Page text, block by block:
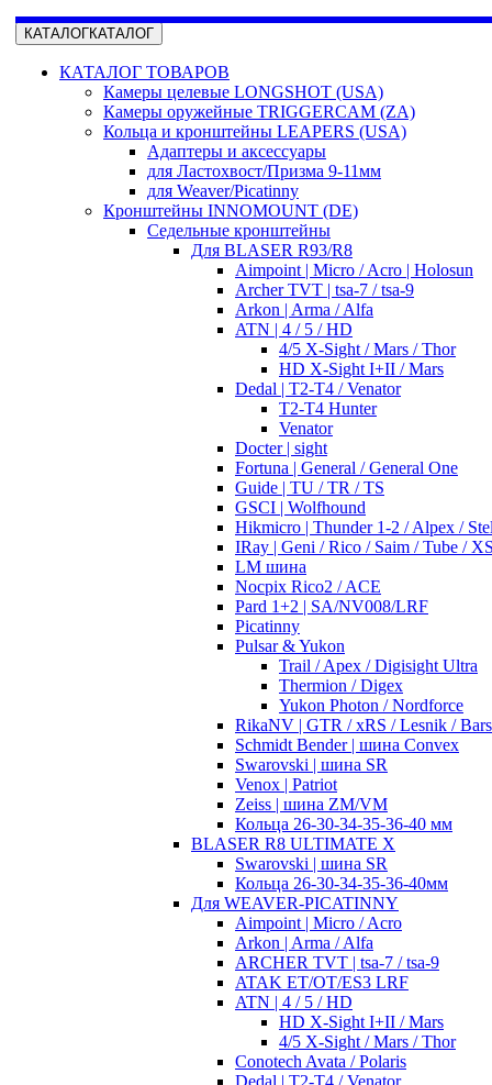
КАТАЛОГКАТАЛОГ
КАТАЛОГ ТОВАРОВ
Камеры целевые LONGSHOT (USA)
Камеры оружейные TRIGGERCAM (ZA)
Кольца и кронштейны LEAPERS (USA)
Адаптеры и аксессуары
для Ластохвост/Призма 9-11мм
для Weaver/Picatinny
Кронштейны INNOMOUNT (DE)
Седельные кронштейны
Для BLASER R93/R8
Aimpoint | Micro / Acro | Holosun
Archer TVT | tsa-7 / tsa-9
Arkon | Arma / Alfa
ATN | 4 / 5 / HD
4/5 X-Sight / Mars / Thor
HD X-Sight I+II / Mars
Dedal | T2-T4 / Venator
T2-T4 Hunter
Venator
Docter | sight
Fortuna | General / General One
Guide | TU / TR / TS
GSCI | Wolfhound
Hikmicro | Thunder 1-2 / Alpex /
IRay | Geni / Rico / Saim / Tube /
LM шина
Nocpix Rico2 / ACE
Pard 1+2 | SA/NV008/LRF
Picatinny
Pulsar & Yukon
Trail / Apex / Digisight Ultra
Thermion / Digex
Yukon Photon / Nordforce
RikaNV | GTR / xRS / Lesnik /
Schmidt Bender | шина Convex
Swarovski | шина SR
Venox | Patriot
Zeiss | шина ZM/VM
Кольца 26-30-34-35-36-40 мм
BLASER R8 ULTIMATE X
Swarovski | шина SR
Кольца 26-30-34-35-36-40мм
Для WEAVER-PICATINNY
Aimpoint | Micro / Acro
Arkon | Arma / Alfa
ARCHER TVT | tsa-7 / tsa-9
ATAK ET/OT/ES3 LRF
ATN | 4 / 5 / HD
HD X-Sight I+II / Mars
4/5 X-Sight / Mars / Thor
Conotech Avata / Polaris
Dedal | T2-T4 / Venator